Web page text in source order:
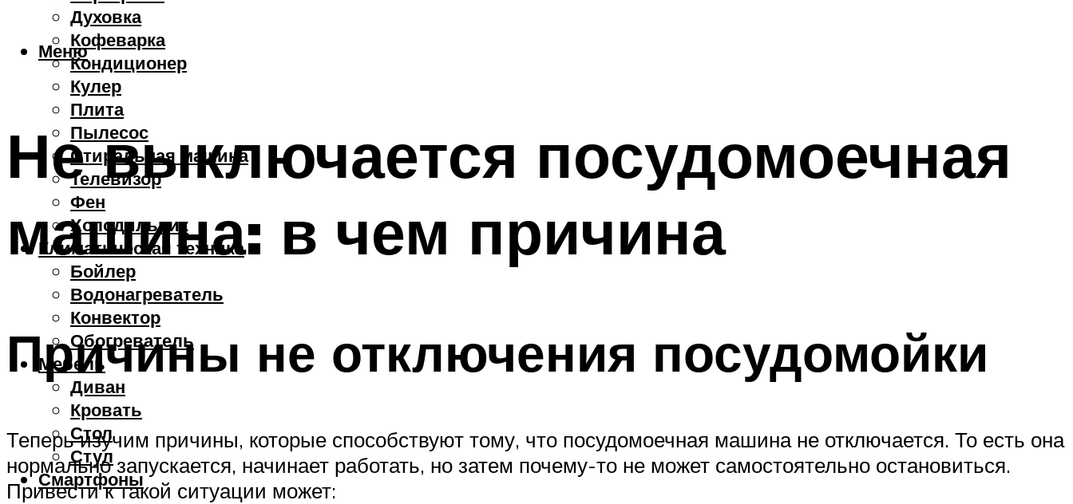
Духовка
Кофеварка
Кондиционер
Кулер
Плита
Пылесос
Стиральная машина
Телевизор
Фен
Холодильник
Климатическая техника
Бойлер
Водонагреватель
Конвектор
Обогреватель
Мебель
Диван
Кровать
Стол
Стул
Смартфоны
Меню
Не выключается посудомоечная
машина: в чем причина
Причины не отключения посудомойки
Теперь изучим причины, которые способствуют тому, что посудомоечная машина не отключается. То есть она
нормально запускается, начинает работать, но затем почему-то не может самостоятельно остановиться.
Привести к такой ситуации может: